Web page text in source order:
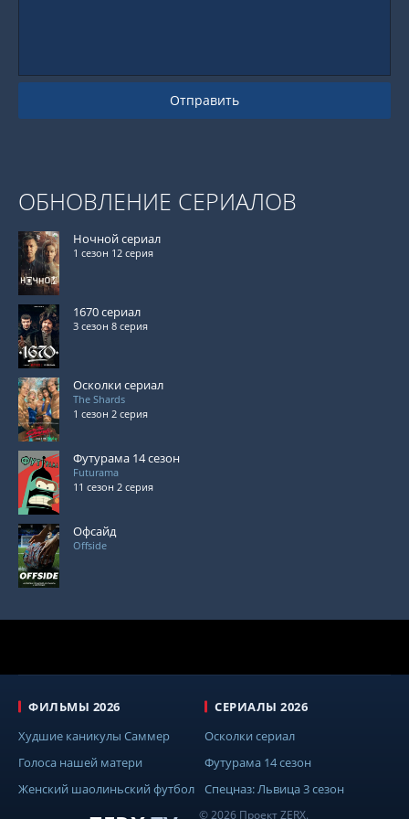
Отправить
ОБНОВЛЕНИЕ СЕРИАЛОВ
Ночной сериал
1 сезон 12 серия
1670 сериал
3 сезон 8 серия
Осколки сериал
The Shards
1 сезон 2 серия
Футурама 14 сезон
Futurama
11 сезон 2 серия
Офсайд
Offside
© 2026 Проект ZERX.
ФИЛЬМЫ 2026
Худшие каникулы Саммер
Голоса нашей матери
Женский шаолиньский футбол
СЕРИАЛЫ 2026
Осколки сериал
Футурама 14 сезон
Спецназ: Львица 3 сезон